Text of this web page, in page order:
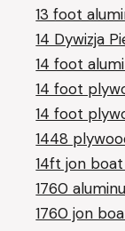
13 foot
14 Dywizja
14 foot
14 foot
14 foot
1448
14ft jon
1760
1760 jon